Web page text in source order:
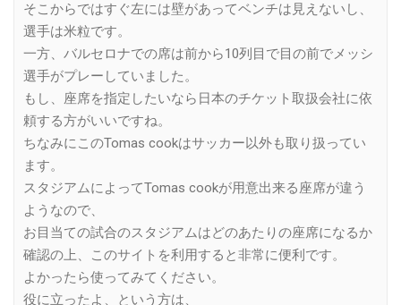
そこからではすぐ左には壁があってベンチは見えないし、
選手は米粒です。
一方、バルセロナでの席は前から10列目で目の前でメッシ
選手がプレーしていました。
もし、座席を指定したいなら日本のチケット取扱会社に依
頼する方がいいですね。
ちなみにこのTomas cookはサッカー以外も取り扱ってい
ます。
スタジアムによってTomas cookが用意出来る座席が違う
ようなので、
お目当ての試合のスタジアムはどのあたりの座席になるか
確認の上、このサイトを利用すると非常に便利です。
よかったら使ってみてください。
役に立ったよ、という方は、